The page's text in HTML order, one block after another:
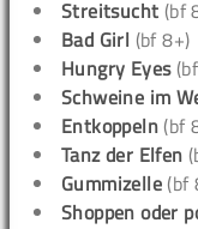
Streitsucht (bf
Bad Girl (bf 8+)
Hungry Eyes
Schweine im
Entkoppeln (bf
Tanz der Elfen
Gummizelle (bf
Shoppen oder